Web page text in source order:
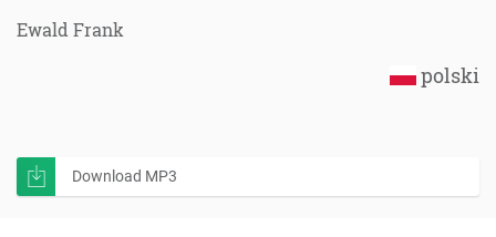
Ewald Frank
polski
Download MP3